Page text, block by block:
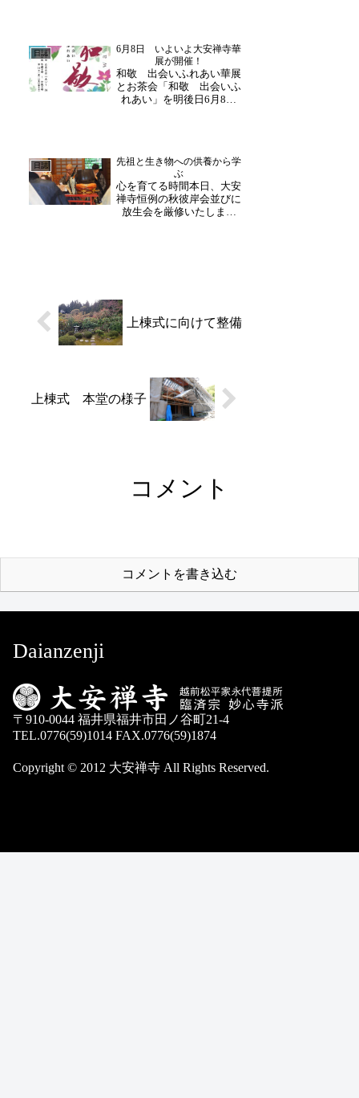
た皆様からお祝いのお言葉
も頂戴しております。あり
がとうございます。
日誌
6月8日 いよいよ大安禅寺華
展が開催！
和敬 出会いふれあい華展
とお茶会「和敬 出会いふ
れあい」を明後日6月8日
す。本日は午後から生け込
み・準備を進めて下さいま
した。寺内が一...
日誌
先祖と生き物への供養から学
ぶ
心を育てる時間本日、大安
禅寺恒例の秋彼岸会並びに
放生会を厳修いたしまし
お経を唱え、一日を通して
「支...
上棟式に向けて整備
上棟式 本堂の様子
コメント
コメントを書き込む
Daianzenji
〒910-0044 福井県福井市田ノ谷町21-4
TEL.0776(59)1014 FAX.0776(59)1874
Copyright © 2012 大安禅寺 All Rights Reserved.